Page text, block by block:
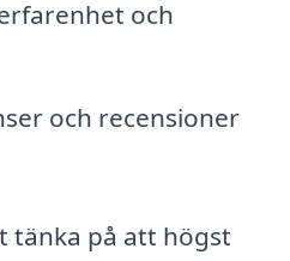
och
och recensioner
tänka på att högst